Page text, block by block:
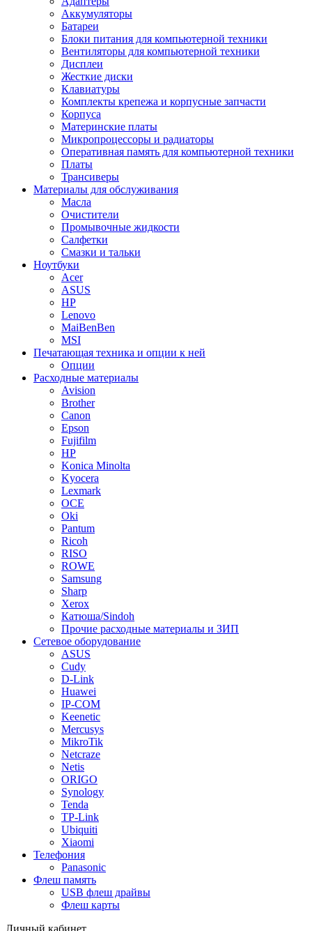
Аккумуляторы
Батареи
Блоки питания для компьютерной техники
Вентиляторы для компьютерной техники
Дисплеи
Жесткие диски
Клавиатуры
Комплекты крепежа и корпусные запчасти
Корпуса
Материнские платы
Микропроцессоры и радиаторы
Оперативная память для компьютерной техники
Платы
Трансиверы
Материалы для обслуживания
Масла
Очистители
Промывочные жидкости
Салфетки
Смазки и тальки
Ноутбуки
Acer
ASUS
HP
Lenovo
MaiBenBen
MSI
Печатающая техника и опции к ней
Опции
Расходные материалы
Avision
Brother
Canon
Epson
Fujifilm
HP
Konica Minolta
Kyocera
Lexmark
OCE
Oki
Pantum
Ricoh
RISO
ROWE
Samsung
Sharp
Xerox
Катюша/Sindoh
Прочие расходные материалы и ЗИП
Сетевое оборудование
ASUS
Cudy
D-Link
Huawei
IP-COM
Keenetic
Mercusys
MikroTik
Netcraze
Netis
ORIGO
Synology
Tenda
TP-Link
Ubiquiti
Xiaomi
Телефония
Panasonic
Флеш память
USB флеш драйвы
Флеш карты
Личный кабинет